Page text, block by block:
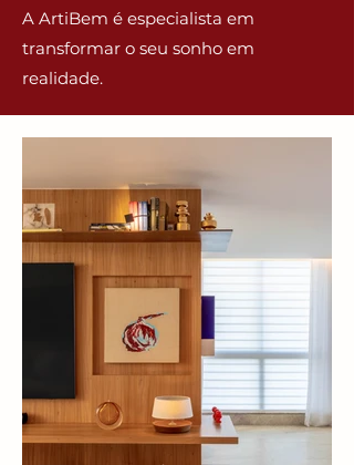
A ArtiBem é especialista em
transformar o seu sonho em
realidade.